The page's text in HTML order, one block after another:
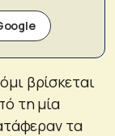
βρίσκεται
τη μία
τα